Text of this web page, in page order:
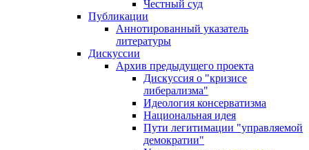
Честный суд
Публикации
Аннотированный указатель
литературы
Дискуссии
Архив предыдущего проекта
Дискуссия о "кризисе
либерализма"
Идеология консерватизма
Национальная идея
Пути легитимации "управляемой
демократии"